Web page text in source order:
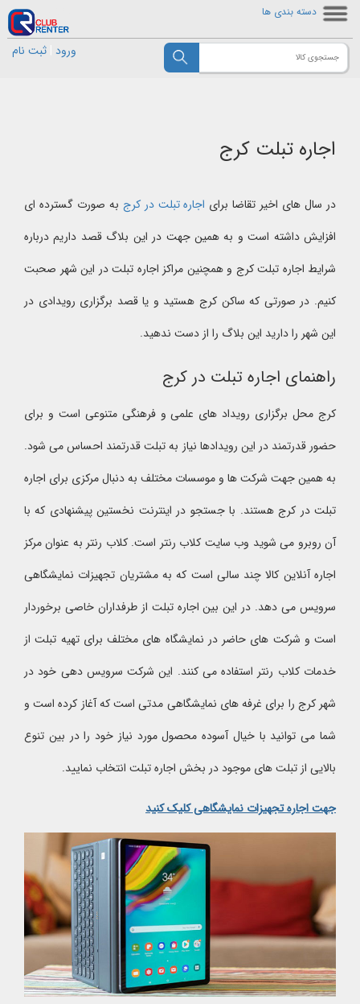
دسته بندی ها
ورود ثبت نام
اجاره تبلت کرج
در سال های اخیر تقاضا برای اجاره تبلت در کرج به صورت گسترده ای
افزایش داشته است و به همین جهت در این بلاگ قصد داریم درباره
شرایط اجاره تبلت کرج و همچنین مراکز اجاره تبلت در این شهر صحبت
کنیم. در صورتی که ساکن کرج هستید و یا قصد برگزاری رویدادی در
این شهر را دارید این بلاگ را از دست ندهید.
راهنمای اجاره تبلت در کرج
کرج محل برگزاری رویداد های علمی و فرهنگی متنوعی است و برای
حضور قدرتمند در این رویدادها نیاز به تبلت قدرتمند احساس می شود.
به همین جهت شرکت ها و موسسات مختلف به دنبال مرکزی برای اجاره
تبلت در کرج هستند. با جستجو در اینترنت نخستین پیشنهادی که با
آن روبرو می شوید وب سایت کلاب رنتر است. کلاب رنتر به عنوان مرکز
اجاره آنلاین کالا چند سالی است که به مشتریان تجهیزات نمایشگاهی
سرویس می دهد. در این بین اجاره تبلت از طرفداران خاصی برخوردار
است و شرکت های حاضر در نمایشگاه های مختلف برای تهیه تبلت از
خدمات کلاب رنتر استفاده می کنند. این شرکت سرویس دهی خود در
شهر کرج را برای غرفه های نمایشگاهی مدتی است که آغاز کرده است و
شما می توانید با خیال آسوده محصول مورد نیاز خود را در بین تنوع
بالایی از تبلت های موجود در بخش اجاره تبلت انتخاب نمایید.
جهت اجاره تجهیزات نمایشگاهی کلیک کنید